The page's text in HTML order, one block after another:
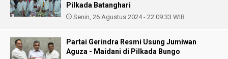
Pilkada Batanghari
Senin, 26 Agustus 2024 - 22:09:33 WIB
Partai Gerindra Resmi Usung Jumiwan
Aguza - Maidani di Pilkada Bungo